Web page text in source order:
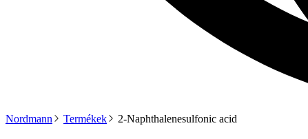
Nordmann Termékek 2-Naphthalenesulfonic acid